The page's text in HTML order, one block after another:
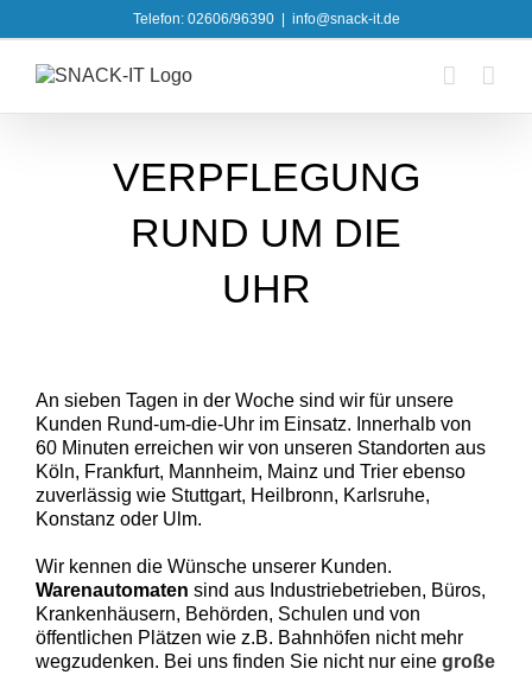
to
Telefon: 02606/96390 info@snack-it.de
VERPFLEGUNG
RUND UM DIE
UHR
An sieben Tagen in der Woche sind wir für unsere
Kunden Rund-um-die-Uhr im Einsatz. Innerhalb von
60 Minuten erreichen wir von unseren Standorten aus
Köln, Frankfurt, Mannheim, Mainz und Trier ebenso
zuverlässig wie Stuttgart, Heilbronn, Karlsruhe,
Konstanz oder Ulm.
Wir kennen die Wünsche unserer Kunden.
Warenautomaten sind aus Industriebetrieben, Büros,
Krankenhäusern, Behörden, Schulen und von
öffentlichen Plätzen wie z.B. Bahnhöfen nicht mehr
wegzudenken. Bei uns finden Sie nicht nur eine große